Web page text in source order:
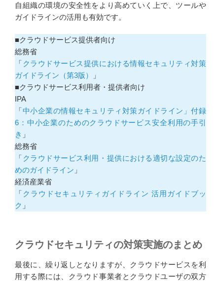
自組織の環境の安全性をより高めていく上で、ツールや
ガイドラインの活用も有効です。
■クラウドサービス提供者向け
総務省
「 クラウドサービス提供における情報セキュリティ対策
ガイドライン（第3版）
」
■クラウドサービス利用者・提供者向け
IPA
「中小企業の情報セキュリティ対策ガイドライン」付録
6：中小企業のためのクラウドサービス安全利用の手引
き 」
総務省
「 クラウドサービス利用・提供における適切な設定のた
めのガイドライン 」
経済産業省
「 クラウドセキュリティガイドライン 活用ガイドブッ
ク 」
クラウドセキュリティの対策実施のまとめ
最後に、繰り返しとなりますが、クラウドサービスを利
用する際には、クラウド事業者とクラウドユーザの双方